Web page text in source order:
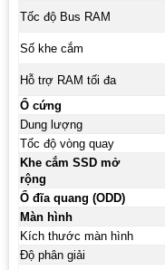
Tốc độ Bus RAM
Số khe cắm
Hỗ trợ RAM tối đa
Ổ cứng
Dung lượng
Tốc độ vòng quay
Khe cắm SSD mở
rộng
Ổ đĩa quang (ODD)
Màn hình
Kích thước màn hình
Độ phân giải